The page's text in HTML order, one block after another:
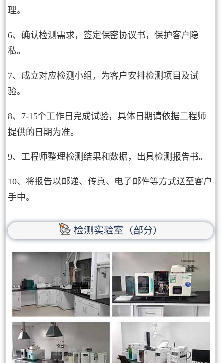
理。
6、确认检测需求，签定保密协议书，保护客户隐
私。
7、成立对应检测小组，为客户安排检测项目及试
验。
8、7-15个工作日完成试验，具体日期请依据工程师
提供的日期为准。
9、工程师整理检测结果和数据，出具检测报告书。
10、将报告以邮递、传真、电子邮件等方式送至客户
手中。
检测实验室（部分）